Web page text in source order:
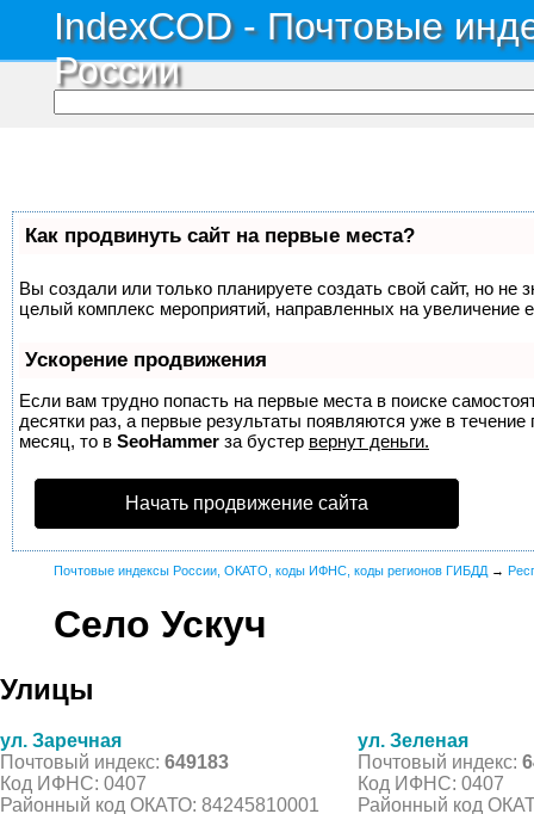
IndexCOD - Почтовые
России
Как продвинуть сайт на первые места?
Вы создали или только планируете создать свой сайт, но не
целый комплекс мероприятий, направленных на увеличение
Ускорение продвижения
Если вам трудно попасть на первые места в поиске
десятки раз, а первые результаты появляются уже в
месяц, то в SeoHammer за бустер вернут деньги.
Начать продвижение сайта
Почтовые индексы России, ОКАТО, коды ИФНС, коды регионов ГИБДД →
Село Ускуч
Улицы
ул. Заречная
Почтовый индекс: 649183
Код ИФНС: 0407
Районный код ОКАТО: 84245810001
ул. Зеленая
Почтовый индекс:
Код ИФНС: 0407
Районный код